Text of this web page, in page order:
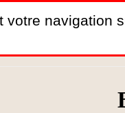
votre navigation